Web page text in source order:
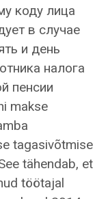
коду лица
в случае
и день
налога
пенсии
makse
tagasivõtmise
tähendab, et
töötajal